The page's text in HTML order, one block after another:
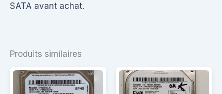
SATA avant achat.
Produits similaires